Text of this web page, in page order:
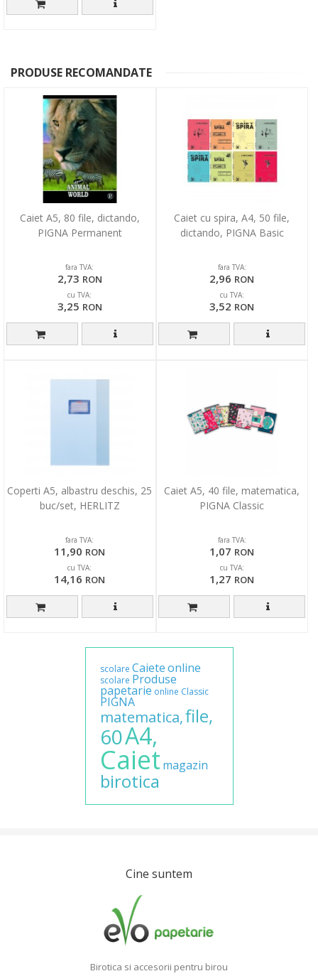
PRODUSE RECOMANDATE
Caiet A5, 80 file, dictando,
PIGNA Permanent
fara TVA:
2,73 RON
cu TVA:
3,25 RON
Caiet cu spira, A4, 50 file,
dictando, PIGNA Basic
fara TVA:
2,96 RON
cu TVA:
3,52 RON
Coperti A5, albastru deschis, 25
buc/set, HERLITZ
fara TVA:
11,90 RON
cu TVA:
14,16 RON
Caiet A5, 40 file, matematica,
PIGNA Classic
fara TVA:
1,07 RON
cu TVA:
1,27 RON
scolare Caieteonline
scolare Produse
papetarie online Classic
PIGNA
matematica,file,
60A4,
Caiet magazin
birotica
Cine suntem
Birotica si accesorii pentru birou